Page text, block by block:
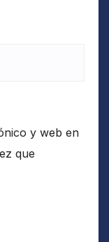
y web en
que